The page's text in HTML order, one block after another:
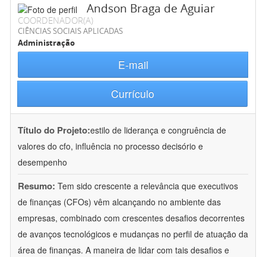
Andson Braga de Aguiar
COORDENADOR(A)
CIÊNCIAS SOCIAIS APLICADAS
Administração
E-mail
Currículo
Título do Projeto:estilo de liderança e congruência de
valores do cfo, influência no processo decisório e
desempenho
Resumo: Tem sido crescente a relevância que executivos
de finanças (CFOs) vêm alcançando no ambiente das
empresas, combinado com crescentes desafios decorrentes
de avanços tecnológicos e mudanças no perfil de atuação da
área de finanças. A maneira de lidar com tais desafios e